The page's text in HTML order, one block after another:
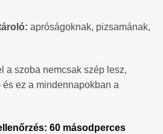
apróságoknak, pizsamának,
a szoba nemcsak szép lesz,
ez a mindennapokban a
60 másodperces